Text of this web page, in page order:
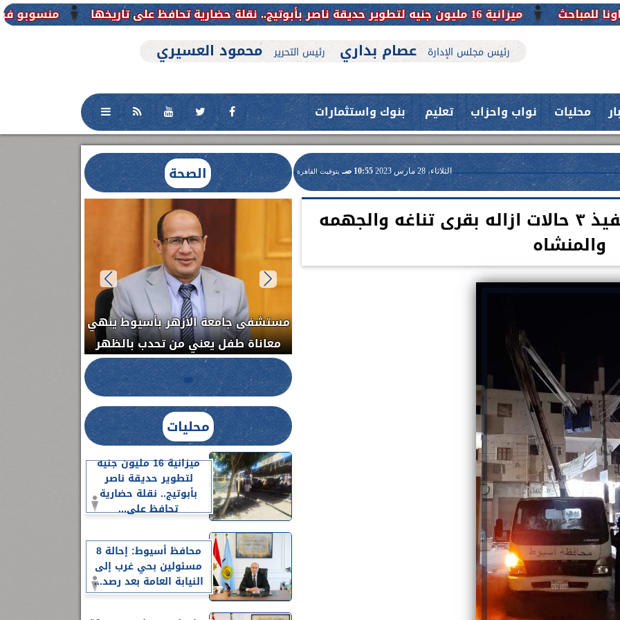
منسوبو فرع جامعة الأزهر حضارية تحافظ على تاريخها
رئيس مجلس الإدارة عصام بداري رئيس التحرير محمود العسيري
محليات نواب واحزاب تعليم بنوك واستثمارات
الثلاثاء، 28 مارس 2023 10:55 صـ بتوقيت القاهرة
مجلس القوصيه يواصل تنفيذ ٣ حالات ازاله بقرى تناغه والجهمه
والمنشاه
الصحة
العلاج الحر بمنفلوط بالتعاون مع هيئة
الدواء المصرية يشن حملة رقابية مكبرة
لضبط المنشآت الطبية المخالفة.....
محليات
ميزانية 16 مليون جنيه
لتطوير حديقة ناصر
بأبوتيج.. نقلة حضارية
تحافظ على...
محافظ أسيوط: إحالة 8
مسئولين بحي غرب إلى
النيابة العامة بعد رصد...